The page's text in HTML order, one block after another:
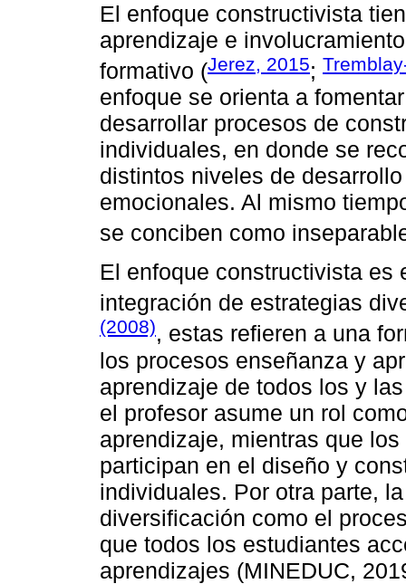
El enfoque constructivista
aprendizaje e
formativo (Jerez, 2015;
enfoque se orienta a
desarrollar procesos de
individuales, en donde se
distintos niveles de
emocionales. Al mismo
se conciben como
El enfoque constructivista es
integración de estrategias
(2008), estas refieren a una
los procesos enseñanza y
aprendizaje de todos los y
el profesor asume un rol
aprendizaje, mientras que
participan en el diseño y
individuales. Por otra parte,
diversificación como el
que todos los estudiantes
aprendizajes (MINEDUC,